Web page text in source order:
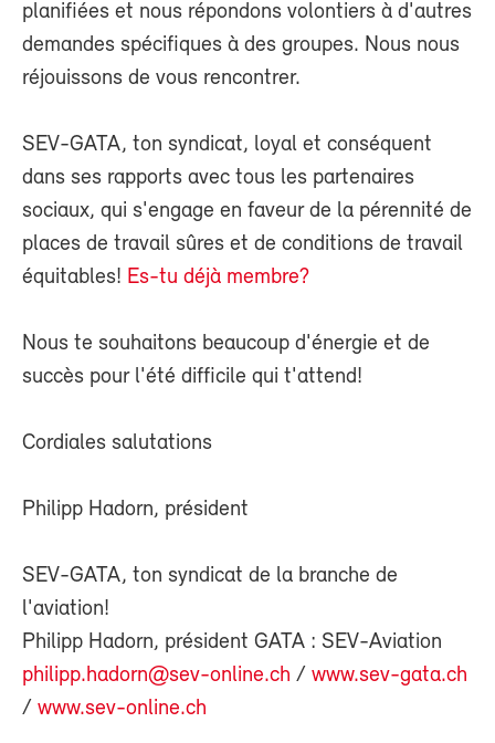
planifiées et nous répondons volontiers à d'autres
demandes spécifiques à des groupes. Nous nous
réjouissons de vous rencontrer.
SEV-GATA, ton syndicat, loyal et conséquent
dans ses rapports avec tous les partenaires
sociaux, qui s'engage en faveur de la pérennité de
places de travail sûres et de conditions de travail
équitables! Es-tu déjà membre?
Nous te souhaitons beaucoup d'énergie et de
succès pour l'été difficile qui t'attend!
Cordiales salutations
Philipp Hadorn, président
SEV-GATA, ton syndicat de la branche de
l'aviation!
Philipp Hadorn, président GATA : SEV-Aviation
philipp.hadorn@sev-online.ch / www.sev-gata.ch
/ www.sev-online.ch